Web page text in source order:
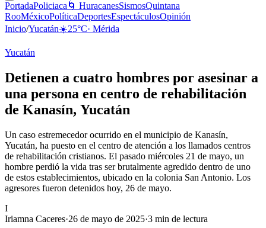
PortadaPoliciaca 🌀 HuracanesSismosQuintana
RooMéxicoPolíticaDeportesEspectáculosOpinión
Inicio/Yucatán☀️25°C· Mérida
Yucatán
Detienen a cuatro hombres por asesinar a
una persona en centro de rehabilitación
de Kanasín, Yucatán
Un caso estremecedor ocurrido en el municipio de Kanasín,
Yucatán, ha puesto en el centro de atención a los llamados centros
de rehabilitación cristianos. El pasado miércoles 21 de mayo, un
hombre perdió la vida tras ser brutalmente agredido dentro de uno
de estos establecimientos, ubicado en la colonia San Antonio. Los
agresores fueron detenidos hoy, 26 de mayo.
I
Iriamna Caceres·26 de mayo de 2025·3 min de lectura